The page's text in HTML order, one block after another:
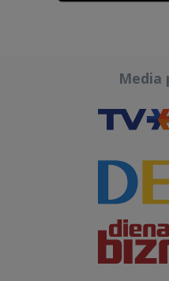
Media